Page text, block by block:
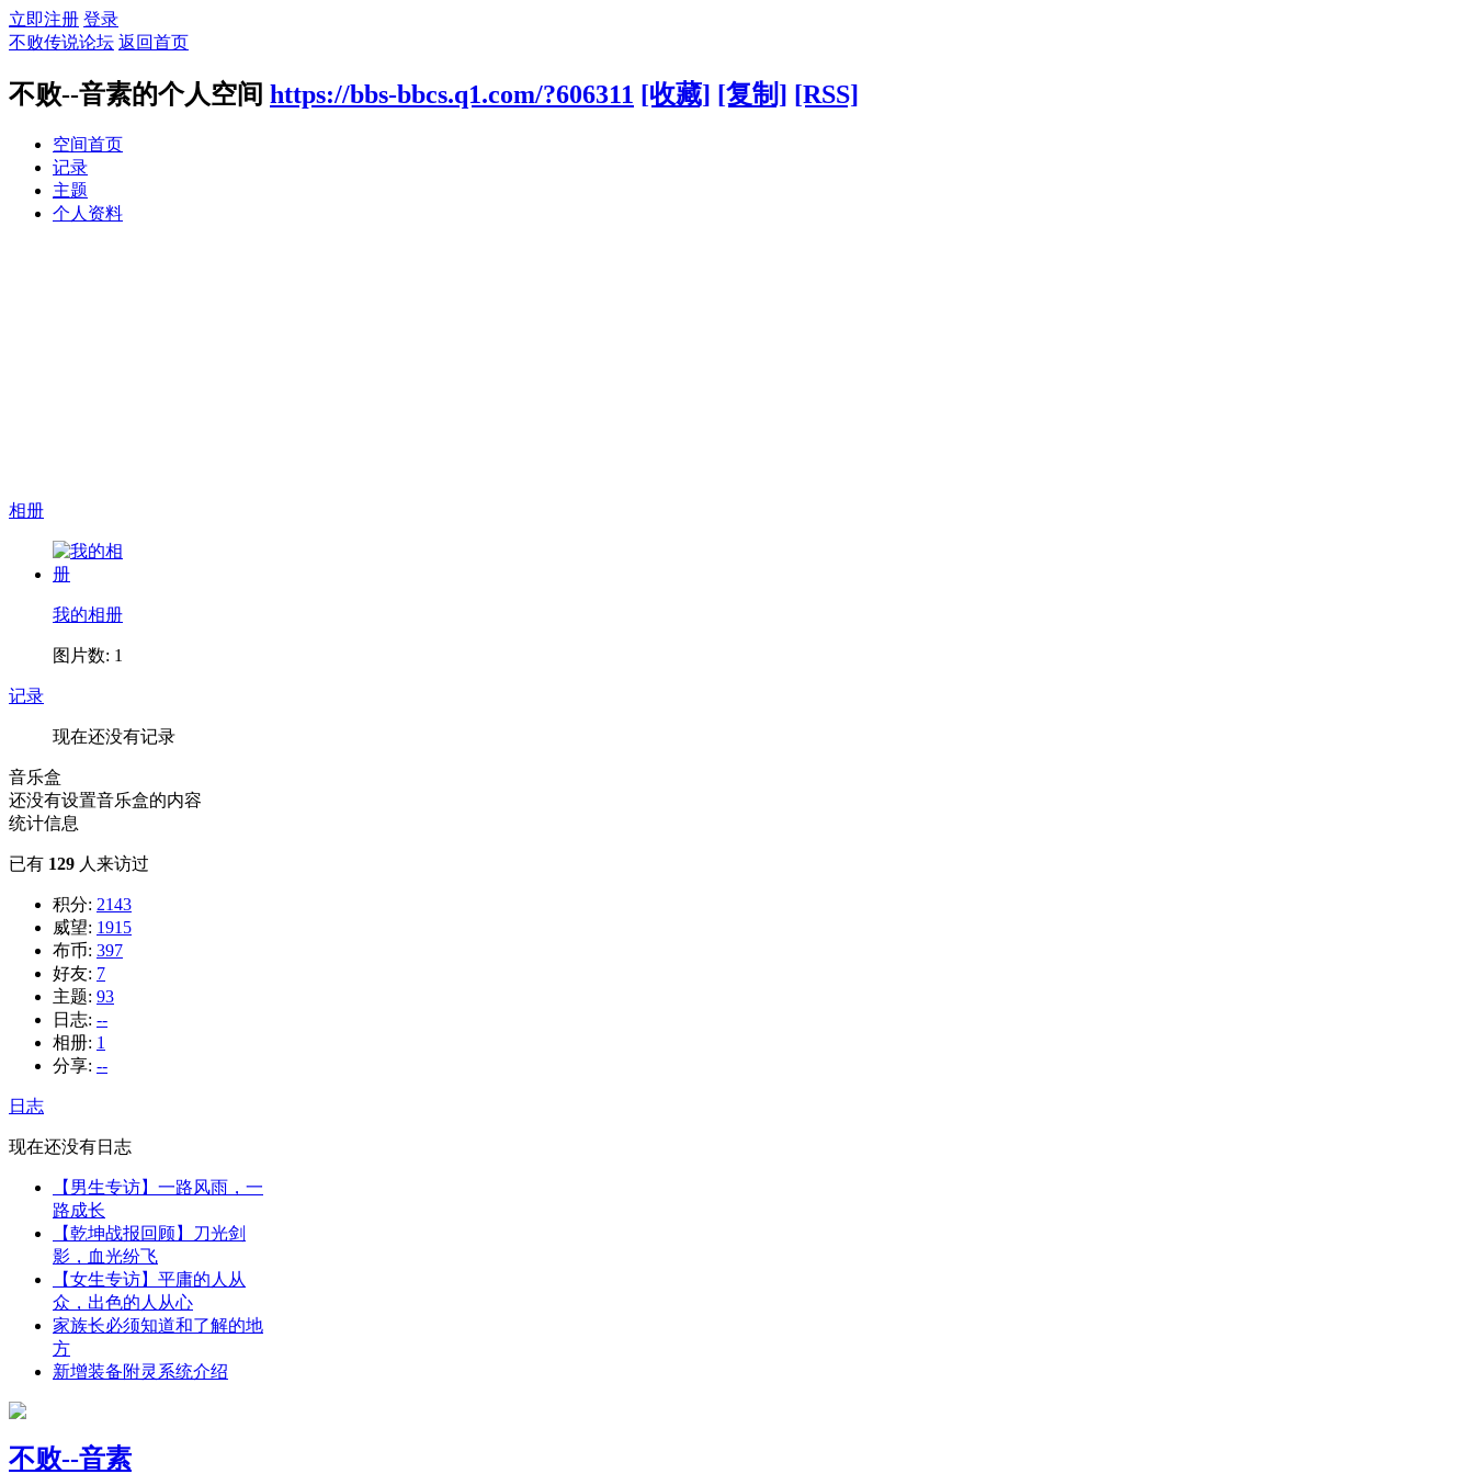
立即注册 登录
不败传说论坛 返回首页
不败--音素的个人空间 https://bbs-bbcs.q1.com/?606311 [收藏] [复制] [RSS]
空间首页
记录
主题
个人资料
相册
我的相册
图片数: 1
记录
现在还没有记录
音乐盒
还没有设置音乐盒的内容
统计信息
已有 129 人来访过
积分: 2143
威望: 1915
布币: 397
好友: 7
主题: 93
日志: --
相册: 1
分享: --
日志
现在还没有日志
【男生专访】一路风雨，一
路成长
【乾坤战报回顾】刀光剑
影，血光纷飞
【女生专访】平庸的人从
众，出色的人从心
家族长必须知道和了解的地
方
新增装备附灵系统介绍
不败--音素